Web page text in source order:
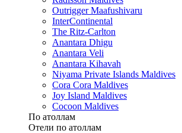
Outrigger Maafushivaru
InterContinental
The Ritz-Carlton
Anantara Dhigu
Anantara Veli
Anantara Kihavah
Niyama Private Islands Maldives
Cora Cora Maldives
Joy Island Maldives
Cocoon Maldives
По атоллам
Отели по атоллам